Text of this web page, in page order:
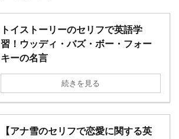
トイストーリーのセリフで英語学
習！ウッディ・バズ・ボー・フォー
キーの名言
続きを見る
【アナ雪のセリフで恋愛に関する英